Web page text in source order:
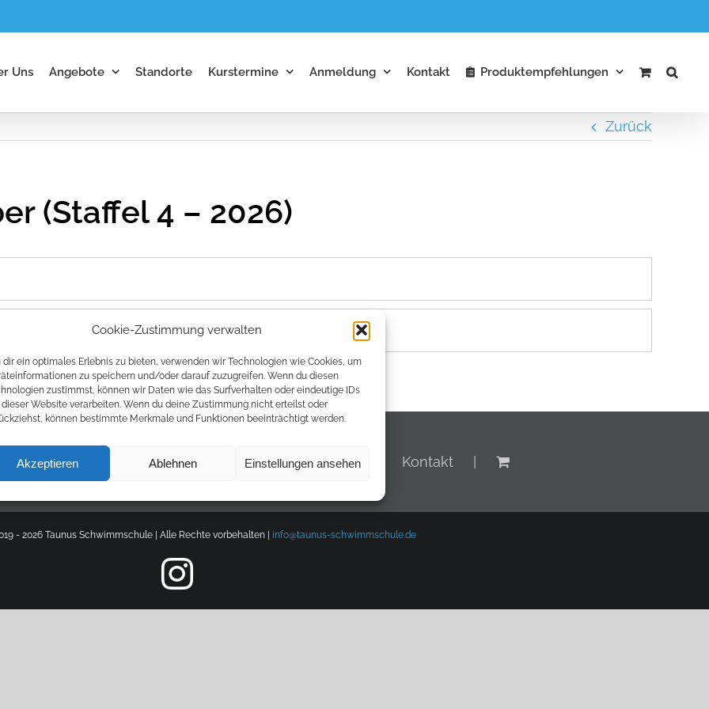
Cookie-Zustimmung verwalten
dir ein optimales Erlebnis zu bieten, verwenden wir Technologien wie Cookies, um
zu speichern und/oder darauf zuzugreifen. Wenn du diesen
zustimmst, können wir Daten wie das Surfverhalten oder eindeutige IDs
Website verarbeiten. Wenn du deine Zustimmung nicht erteilst oder
können bestimmte Merkmale und Funktionen beeinträchtigt werden.
Akzeptieren Ablehnen Einstellungen ansehen
Uns Angebote Standorte Kurstermine Anmeldung Kontakt Produktempfehlungen
Zurück
(Staffel 4 – 2026)
Impressum Zahlungsmethoden Kontakt
- 2026 Taunus Schwimmschule | Alle Rechte vorbehalten | info@taunus-schwimmschule.de
Instagram